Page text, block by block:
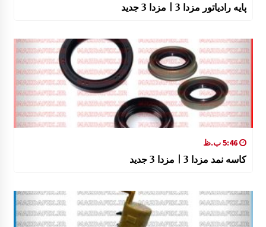
پایه رادیاتور مزدا 3 | مزدا 3 جدید
5:46 ب.ظ
کاسه نمد مزدا 3 | مزدا 3 جدید